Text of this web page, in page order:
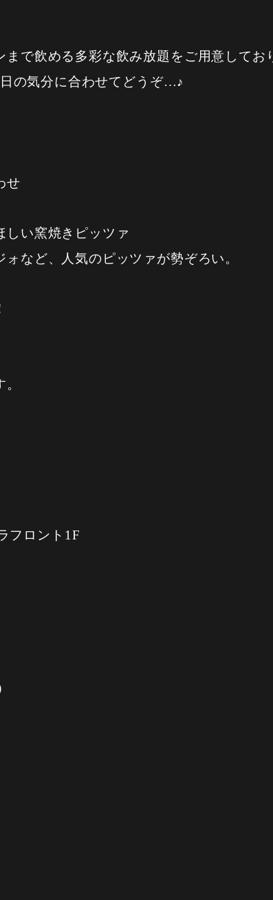
まで飲める多彩な飲み放題をご用意してお
の気分に合わせてどうぞ…♪
せ
い窯焼きピッツァ
など、人気のピッツァが勢ぞろい。
フロント1F